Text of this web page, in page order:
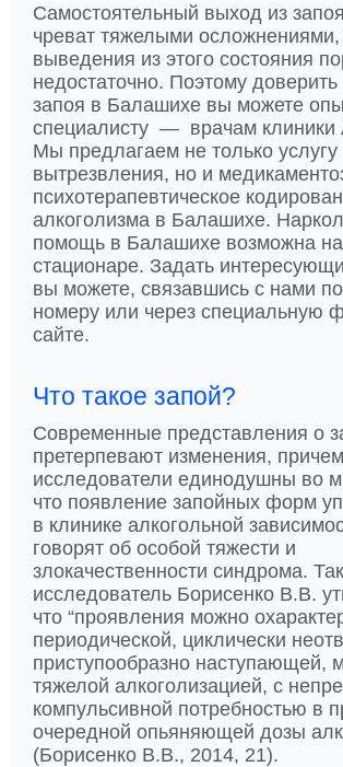
Самостоятельный выход из
чреват тяжелыми осложнениями,
выведения из этого состояния
недостаточно. Поэтому
запоя в Балашихе вы можете
специалисту — врачам клиники
Мы предлагаем не только услугу
вытрезвления, но и
психотерапевтическое
алкоголизма в Балашихе.
помощь в Балашихе возможна
стационаре. Задать
вы можете, связавшись с нами
номеру или через специальную
сайте.
Что такое запой?
Современные представления о
претерпевают изменения, причем
исследователи единодушны во
что появление запойных форм
в клинике алкогольной
говорят об особой тяжести и
злокачественности синдрома.
исследователь Борисенко В.В.
что “проявления можно
периодической, циклически
приступообразно наступающей,
тяжелой алкоголизацией, с
компульсивной потребностью в
очередной опьяняющей дозы
(Борисенко В.В., 2014, 21).